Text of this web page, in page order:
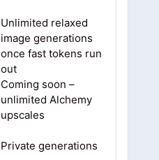
Unlimited relaxed
image generations
once fast tokens run
out
Coming soon –
unlimited Alchemy
upscales
Private generations